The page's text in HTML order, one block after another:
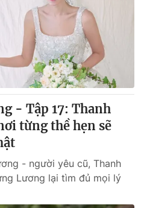
- Tập 17: Thanh
từng thề hẹn sẽ
- người yêu cũ, Thanh
Lương lại tìm đủ mọi lý